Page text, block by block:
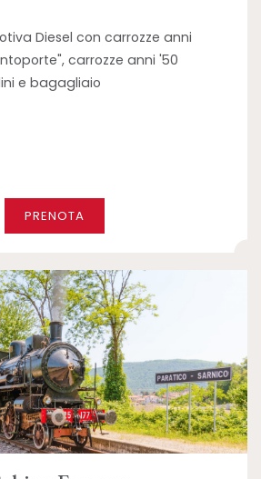
Diesel con carrozze anni
carrozze anni '50
e bagagliaio
PRENOTA